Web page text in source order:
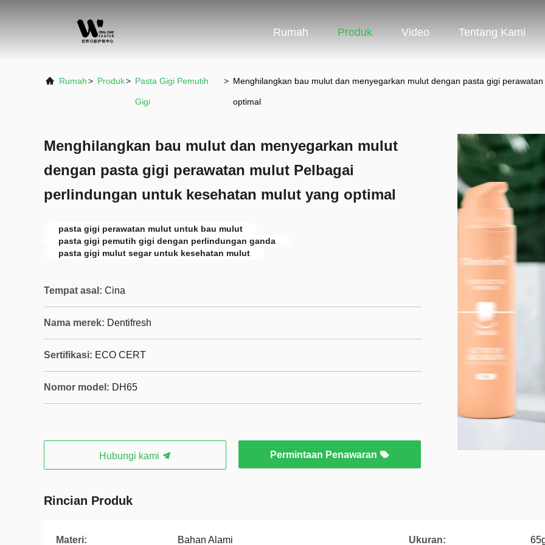
Rumah Produk Video Tentang Kami
Rumah> Produk> Pasta Gigi Pemutih
Gigi
> Menghilangkan bau mulut dan menyegarkan mulut dengan pasta gigi
optimal
Menghilangkan bau mulut dan menyegarkan mulut
dengan pasta gigi perawatan mulut Pelbagai
perlindungan untuk kesehatan mulut yang optimal
pasta gigi perawatan mulut untuk bau mulut
pasta gigi pemutih gigi dengan perlindungan ganda
pasta gigi mulut segar untuk kesehatan mulut
Tempat asal: Cina
Nama merek: Dentifresh
Sertifikasi: ECO CERT
Nomor model: DH65
Hubungi kami Permintaan Penawaran
Rincian Produk
Materi: Bahan Alami Ukuran: